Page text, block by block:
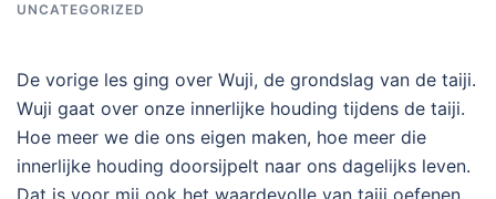
UNCATEGORIZED
De vorige les ging over Wuji, de grondslag van de taiji.
Wuji gaat over onze innerlijke houding tijdens de taiji.
Hoe meer we die ons eigen maken, hoe meer die
innerlijke houding doorsijpelt naar ons dagelijks leven.
Dat is voor mij ook het waardevolle van taiji oefenen.